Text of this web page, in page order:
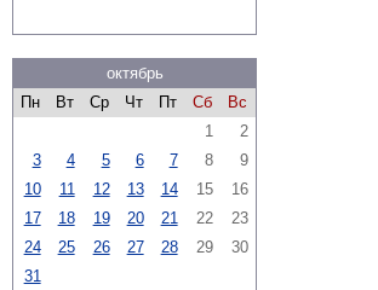
октябрь
Пн
Вт Ср Чт Пт Сб
Вс
1
2
3
4 5 6 7 8
9
10
11 12 13 14 15
16
17
18 19 20 21 22
23
24
25 26 27 28 29
30
31